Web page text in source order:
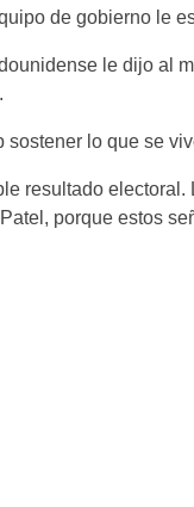
de gobierno le
le dijo al
sostener lo que se
resultado
porque estos